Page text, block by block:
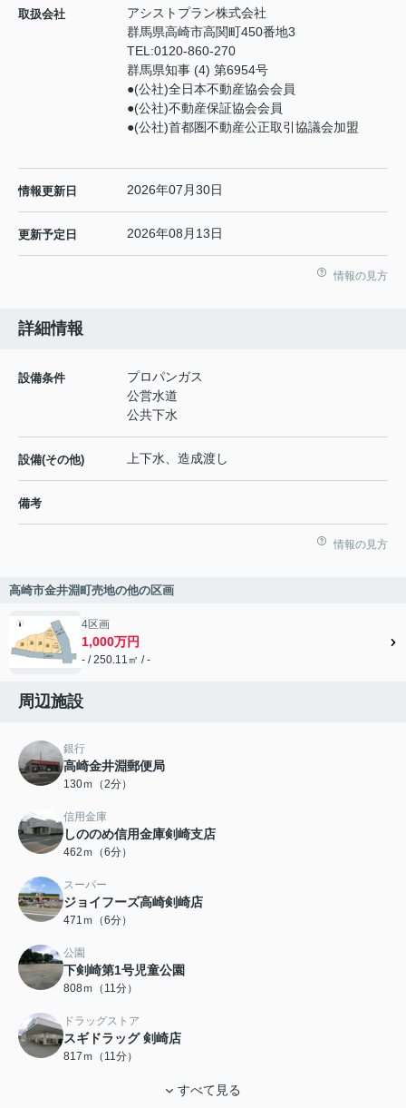
取扱会社
アシストプラン株式会社
群馬県高崎市高関町450番地3
TEL:0120-860-270
群馬県知事 (4) 第6954号
●(公社)全日本不動産協会会員
●(公社)不動産保証協会会員
●(公社)首都圏不動産公正取引協議会加盟
情報更新日 2026年07月30日
更新予定日 2026年08月13日
情報の見方
詳細情報
設備条件
プロパンガス
公営水道
公共下水
設備(その他) 上下水、造成渡し
備考
情報の見方
高崎市金井淵町売地の他の区画
4区画
1,000万円
- / 250.11㎡ / -
周辺施設
銀行
高崎金井淵郵便局
130ｍ（2分）
信用金庫
しののめ信用金庫剣崎支店
462ｍ（6分）
スーパー
ジョイフーズ高崎剣崎店
471ｍ（6分）
公園
下剣崎第1号児童公園
808ｍ（11分）
ドラッグストア
スギドラッグ 剣崎店
817ｍ（11分）
すべて見る